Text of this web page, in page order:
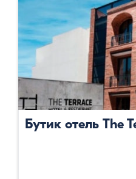
террасой можете
зданий и вкусными
Бутик отель The